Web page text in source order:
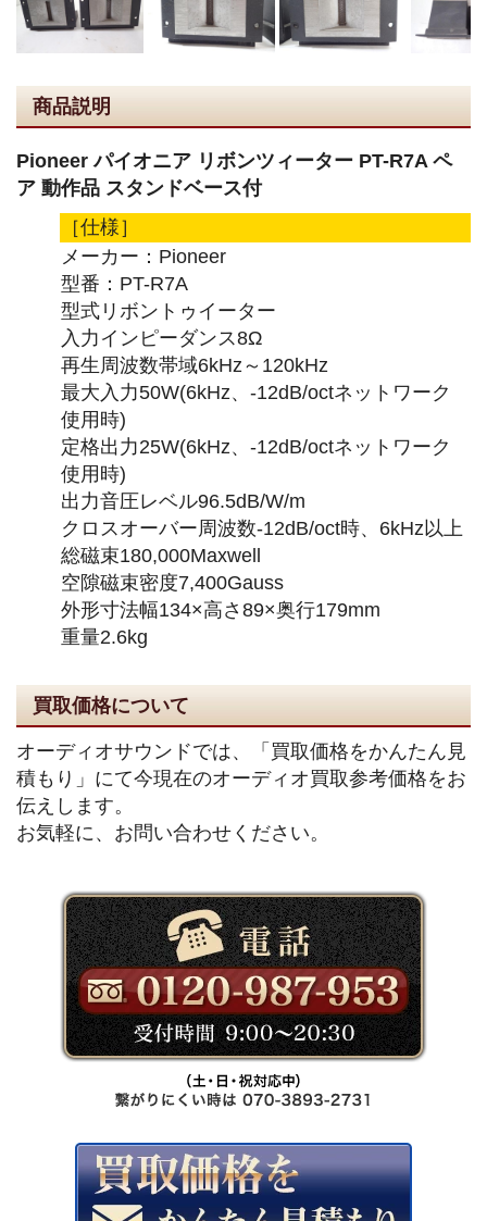
商品説明
Pioneer パイオニア リボンツィーター PT-R7A ペ
ア 動作品 スタンドベース付
［仕様］
メーカー：Pioneer
型番：PT-R7A
型式リボントゥイーター
入力インピーダンス8Ω
再生周波数帯域6kHz～120kHz
最大入力50W(6kHz、-12dB/octネットワーク
使用時)
定格出力25W(6kHz、-12dB/octネットワーク
使用時)
出力音圧レベル96.5dB/W/m
クロスオーバー周波数-12dB/oct時、6kHz以上
総磁束180,000Maxwell
空隙磁束密度7,400Gauss
外形寸法幅134×高さ89×奥行179mm
重量2.6kg
買取価格について
オーディオサウンドでは、「買取価格をかんたん見
積もり」にて今現在のオーディオ買取参考価格をお
伝えします。
お気軽に、お問い合わせください。